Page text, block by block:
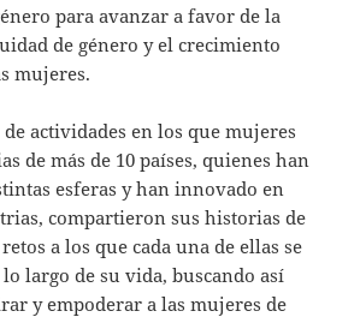
para avanzar a favor de la
de género y el crecimiento
mujeres.
actividades en los que mujeres
de más de 10 países, quienes han
esferas y han innovado en
compartieron sus historias de
a los que cada una de ellas se
largo de su vida, buscando así
y empoderar a las mujeres de